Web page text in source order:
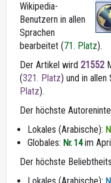
Wikipedia-
Benutzern in allen
Sprachen
bearbeitet (71. Platz).
Der Artikel wird 21552
(321. Platz) und in allen
Platz).
Der höchste
Lokales (Arabische):
Globales: Nr. 14im
Der höchste